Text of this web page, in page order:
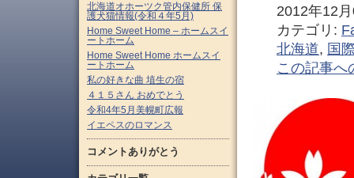
2012年12
カテゴリ:
北海道, 国
この記事へ
北海道オホーツク管内保健所 保
護犬猫情報(令和４年5月)
Home Sweet Home – ホームスイ
ートホーム
Home Sweet Home ホームスイ
ートホーム
私の好きな曲 埴生の宿
４１５さん おめでとう
令和4年5月美幌町広報
イエペスのロマンス
コメントありがとう